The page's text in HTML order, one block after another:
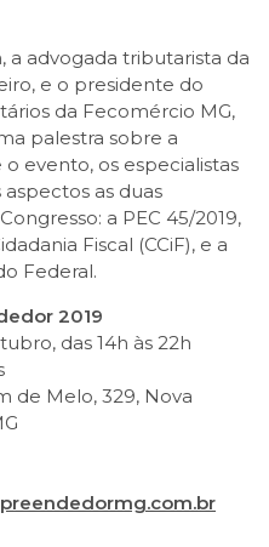
a advogada tributarista da
e o presidente do
da Fecomércio MG,
palestra sobre a
evento, os especialistas
as duas
a PEC 45/2019,
Fiscal (CCiF), e a
Federal.
2019
das 14h às 22h
de Melo, 329, Nova